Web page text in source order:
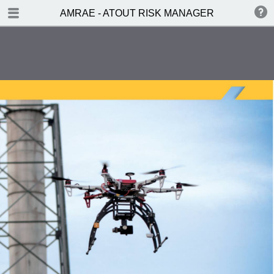
AMRAE - ATOUT RISK MANAGER
TABLE DES MATIÈRES
PORTRAIT
ACTEURS EN VUE
DOSSIER - Retour sur les
Rencontres AMRAE 2015
DOSSIER - Le SIGR : un outil de
plus en plus prisé par les Risk